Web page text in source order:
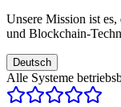
Unsere Mission ist
und Blockchain-
Deutsch
Alle Systeme